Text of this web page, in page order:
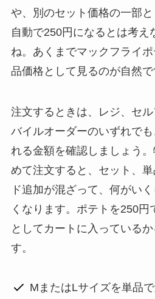
や、別のセット価格の一部と
自動で250円になるとは考え
ね。あくまでマックフライ
品価格として見るのが自然で
注文するときは、レジ、セ
バイルオーダーのいずれで
れる金額を確認しましょう
めて注文すると、セット、
ド追加が混ざって、何がい
くなります。ポテトを250円
としてカートに入っている
す。
MまたはLサイズを単品